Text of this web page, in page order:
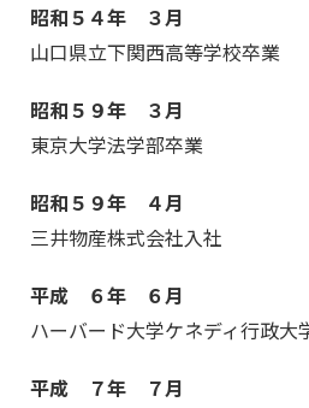
昭和５４年 ３月
山口県立下関西高等学校卒業
昭和５９年 ３月
東京大学法学部卒業
昭和５９年 ４月
三井物産株式会社入社
平成 ６年 ６月
ハーバード大学ケネディ行政大
平成 ７年 ７月